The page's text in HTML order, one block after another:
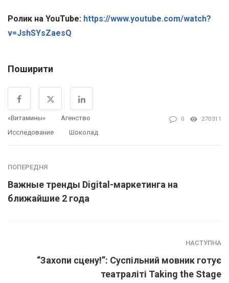
Ролик на YouTube: https://www.youtube.com/watch?
v=JshSYsZaesQ
Поширити
«Витамины»
Агенство
Исследование
Шоколад
0 270311
ПОПЕРЕДНЯ
Важные тренды Digital-маркетинга на
ближайшие 2 года
НАСТУПНА
“Захопи сцену!”: Суспільний мовник готує
театраліті Taking the Stage